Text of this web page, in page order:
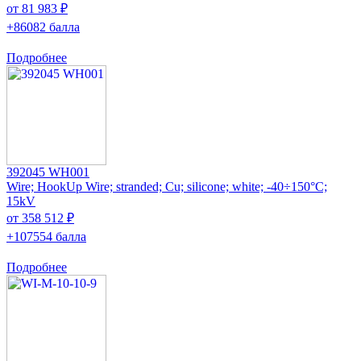
от 81 983 ₽
+86082 балла
Подробнее
392045 WH001
Wire; HookUp Wire; stranded; Cu; silicone; white; -40÷150°C;
15kV
от 358 512 ₽
+107554 балла
Подробнее